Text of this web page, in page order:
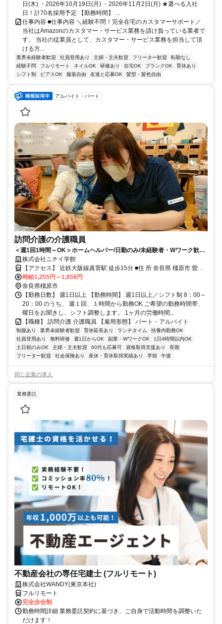
日(木) ・2026年10月19日(月) ・2026年11月2日(月) ★選べる入社
日！計70名採用予定 【勤務時間】 ...
仕事内容 ■仕事内容 ＼経験不問！完全在宅のカスタマーサポート／
当社はAmazonのカスタマー・サービス業務を請け負っている業者で
す。 当社の従業員として、カスタマー・サービス業務を担当して頂
ける方...
業界未経験者歓迎 社員登用あり 主婦・主夫歓迎 フリーター歓迎
転勤なし
経験不問
フルリモート ネイルOK 研修あり 在宅OK ブランクOK
育休あり
シフト制
ピアスOK 服装自由 友達と応募OK 髪型・髪色自由
アルバイト・パート
訪問介護の介護職員
＜週1回1時間～OK＞ホームヘルパー/日勤のみ/未経験者・Wワーク歓迎/
主夫・主婦パート/40代・50代活躍中！
株式会社ニチイ学館
【アクセス】 近鉄大阪線真菅駅 徒歩15分 ■住 所 奈良県 橿原市 曽我
町723-4 ■アクセス 近鉄大阪線真菅駅 徒歩15分
時給1,255円～1,858円
奈良県橿原市
【勤務日数】 週1日以上 【勤務時間】 週1日以上／シフト制 8：00～
20：00 のうち、 週１回、１時間から勤務OK ご希望の勤務時間帯、
曜日をお聞きし、シフト調整します。 1ヶ月の労働時間...
【職種】 訪問介護 介護職員 【雇用形態】 パート・アルバイト
制服あり 業界未経験者歓迎 育休延長あり ランチタイム
扶養内勤務OK
社員登用あり
無料研修 週1日からOK 副業・WワークOK
1日4時間以内OK
土日祝のみOK
主婦・主夫歓迎 60代も応募可 資格取得支援あり
長期
フリーター歓迎
社会保険あり 産休・育休取得実績あり 早朝 午後
同じ企業の求人
業務委託
不動産会社の専任宅建士 (フルリモート)
株式会社WANDY(東京本社)
フルリモート
完全歩合制
勤務時間詳細 業務委託契約に基づき、ご自身で活動時間を調整いた
だけます！